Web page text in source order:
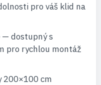
pro váš klid na
— dostupný s
pro rychlou montáž
200×100 cm